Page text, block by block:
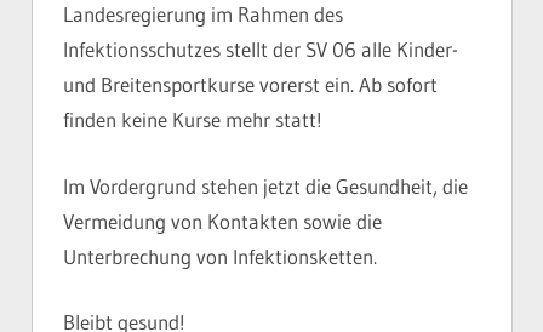
Landesregierung im Rahmen des
Infektionsschutzes stellt der SV 06 alle Kinder-
und Breitensportkurse vorerst ein. Ab sofort
finden keine Kurse mehr statt!
Im Vordergrund stehen jetzt die Gesundheit, die
Vermeidung von Kontakten sowie die
Unterbrechung von Infektionsketten.
Bleibt gesund!